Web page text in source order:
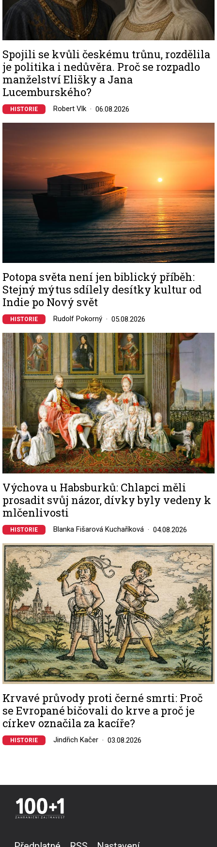
Spojili se kvůli českému trůnu, rozdělila
je politika i nedůvěra. Proč se rozpadlo
manželství Elišky a Jana
Lucemburského?
HISTORIE Robert Vlk 06.08.2026
Potopa světa není jen biblický příběh:
Stejný mýtus sdílely desítky kultur od
Indie po Nový svět
HISTORIE Rudolf Pokorný 05.08.2026
Image
Výchova u Habsburků: Chlapci měli
prosadit svůj názor, dívky byly vedeny k
mlčenlivosti
HISTORIE Blanka Fišarová Kuchaříková 04.08.2026
Image
Krvavé průvody proti černé smrti: Proč
se Evropané bičovali do krve a proč je
církev označila za kacíře?
HISTORIE Jindřich Kačer 03.08.2026